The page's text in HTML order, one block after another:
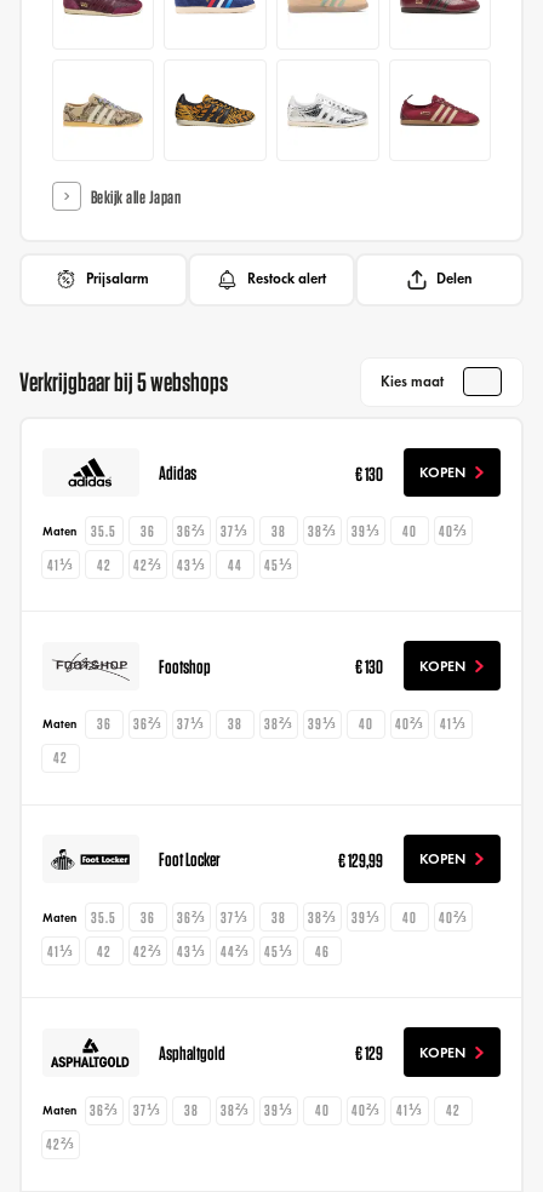
Bekijk alle Japan
Prijsalarm Restock alert Delen
Verkrijgbaar bij 5 webshops Kies maat
Adidas € 130 KOPEN
Maten 35.5 36 36⅔ 37⅓ 38 38⅔ 39⅓ 40
40⅔
41⅓
42 42⅔ 43⅓ 44 45⅓
Footshop € 130 KOPEN
Maten 36 36⅔ 37⅓ 38 38⅔ 39⅓ 40 40⅔
41⅓
42
Foot Locker € 129,99 KOPEN
Maten 35.5 36 36⅔ 37⅓ 38 38⅔ 39⅓ 40
40⅔
41⅓
42 42⅔ 43⅓ 44⅔ 45⅓ 46
Asphaltgold € 129 KOPEN
Maten 36⅔ 37⅓ 38 38⅔ 39⅓ 40 40⅔ 41⅓
42
42⅔